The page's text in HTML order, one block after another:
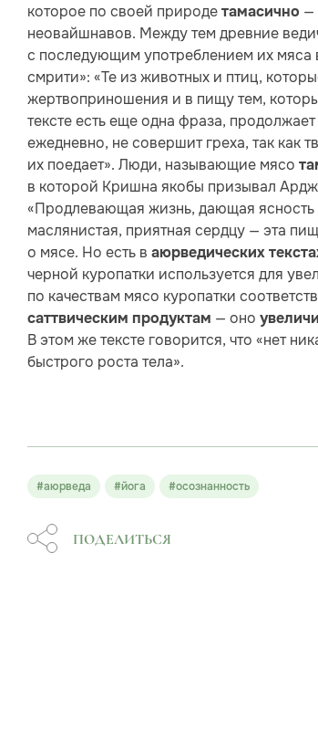
которое по своей природе тамасично —
неовайшнавов. Между тем древние
с последующим употреблением их мяса
смрити»: «Те из животных и птиц,
жертвоприношения и в пищу тем,
тексте есть еще одна фраза,
ежедневно, не совершит греха, так как
их поедает». Люди, называющие мясо
в которой Кришна якобы призывал
«Продлевающая жизнь, дающая ясность
маслянистая, приятная сердцу — эта
о мясе. Но есть в аюрведических
черной куропатки используется для
по качествам мясо куропатки
саттвическим продуктам — оно
В этом же тексте говорится, что «нет
быстрого роста тела».
#аюрведа #йога #осознанность
ПОДЕЛИТЬСЯ